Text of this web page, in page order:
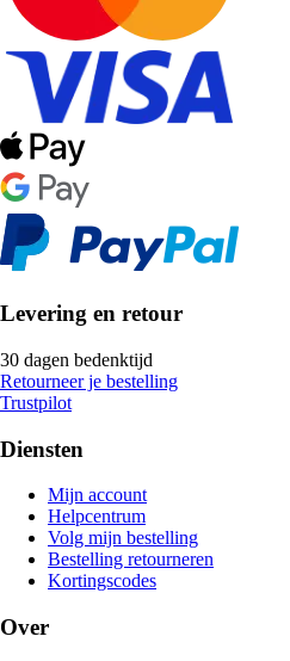
Levering en retour
30 dagen bedenktijd
Retourneer je bestelling
Trustpilot
Diensten
Mijn account
Helpcentrum
Volg mijn bestelling
Bestelling retourneren
Kortingscodes
Over